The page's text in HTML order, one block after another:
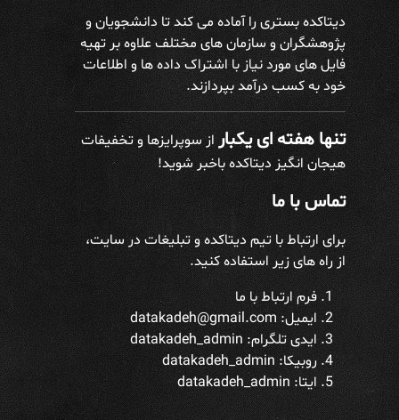
دیتاکده بستری را آماده می کند تا دانشجویان و
پژوهشگران و سازمان های مختلف علاوه بر تهیه
فایل های مورد نیاز با اشتراک داده ها و اطلاعات
خود به کسب درآمد بپردازند.
تنها هفته ای یکباراز سوپرایزها و تخفیفات
هیجان انگیز دیتاکده باخبر شوید!
تماس با ما
برای ارتباط با تیم دیتاکده و تبلیغات در سایت،
از راه های زیر استفاده کنید.
فرم ارتباط با ما
ایمیل: datakadeh@gmail.com
ایدی تلگرام:datakadeh_admin
روبیکا: datakadeh_admin
ایتا: datakadeh_admin